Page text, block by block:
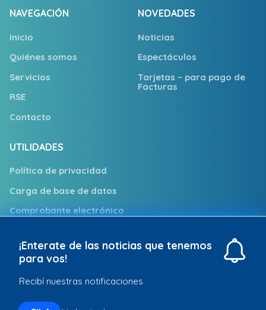
NAVEGACIÓN
Inicio
Quiénes somos
Servicios
RSE
Contacto
NOVEDADES
Noticias
Espectáculos
Tarjetas – para pago de
Facturas
UTILIDADES
Política de privacidad
Carga de base de datos
Comprobante electrónico
Puntos de Atención
Redpagos © 2026. Todos los derechos reservados
¡Enterate de las noticias que tenemos
para vos!
Recibí nuestras notificaciones